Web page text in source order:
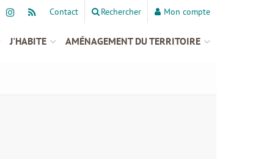
Contact Rechercher Mon compte
J'HABITE AMÉNAGEMENT DU TERRITOIRE